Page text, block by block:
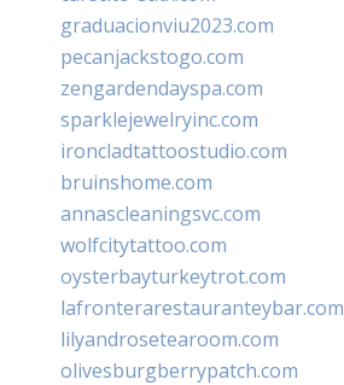
graduacionviu2023.com
pecanjackstogo.com
zengardendayspa.com
sparklejewelryinc.com
ironcladtattoostudio.com
bruinshome.com
annascleaningsvc.com
wolfcitytattoo.com
oysterbayturkeytrot.com
lafronterarestauranteybar.com
lilyandrosetearoom.com
olivesburgberrypatch.com